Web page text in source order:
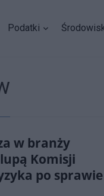
Podatki
w branży
Komisji
po